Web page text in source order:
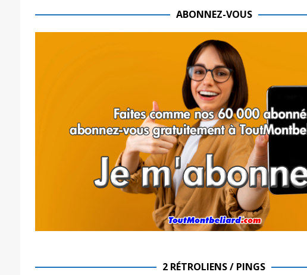
ABONNEZ-VOUS
2 RÉTROLIENS / PINGS